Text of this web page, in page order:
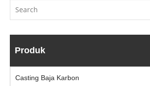
Produk
Casting Baja Karbon